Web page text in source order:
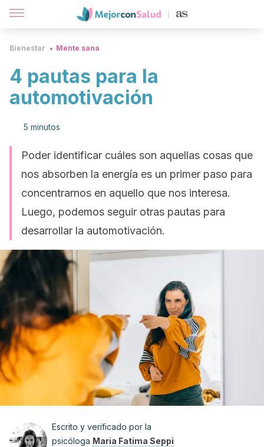
Bienestar Mente sana
4 pautas para la
automotivación
5 minutos
Poder identificar cuáles son aquellas cosas que
nos absorben la energía es un primer paso para
concentrarnos en aquello que nos interesa.
Luego, podemos seguir otras pautas para
desarrollar la automotivación.
Escrito y verificado por la
psicóloga Maria Fatima Seppi